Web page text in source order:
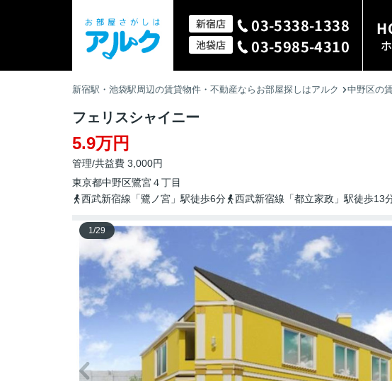
新宿店 03-5338-1338
池袋店 03-5985-4310
新宿駅・池袋駅周辺の賃貸物件・不動産ならお部屋探しはアルク 中野区の
フェリスシャイニー
5.9万円
管理/共益費 3,000円
東京都中野区鷺宮４丁目
西武新宿線「鷺ノ宮」駅徒歩6分
西武新宿線「都立家政」駅徒歩13
1/29